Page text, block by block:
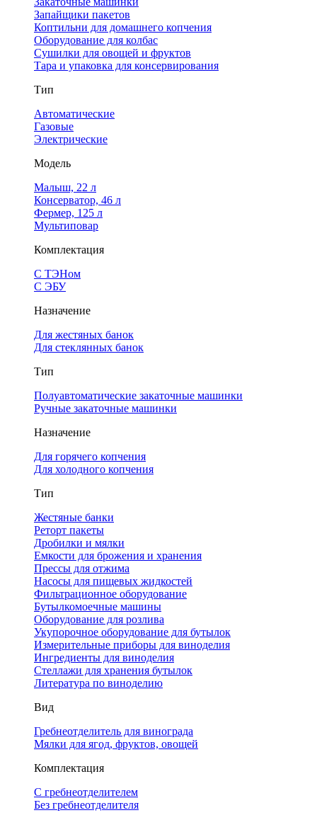
Запайщики пакетов
Коптильни для домашнего копчения
Оборудование для колбас
Сушилки для овощей и фруктов
Тара и упаковка для консервирования
Тип
Автоматические
Газовые
Электрические
Модель
Малыш, 22 л
Консерватор, 46 л
Фермер, 125 л
Мультиповар
Комплектация
С ТЭНом
С ЭБУ
Назначение
Для жестяных банок
Для стеклянных банок
Тип
Полуавтоматические закаточные машинки
Ручные закаточные машинки
Назначение
Для горячего копчения
Для холодного копчения
Тип
Жестяные банки
Реторт пакеты
Дробилки и мялки
Емкости для брожения и хранения
Прессы для отжима
Насосы для пищевых жидкостей
Фильтрационное оборудование
Бутылкомоечные машины
Оборудование для розлива
Укупорочное оборудование для бутылок
Измерительные приборы для виноделия
Ингредиенты для виноделия
Стеллажи для хранения бутылок
Литература по виноделию
Вид
Гребнеотделитель для винограда
Мялки для ягод, фруктов, овощей
Комплектация
С гребнеотделителем
Без гребнеотделителя